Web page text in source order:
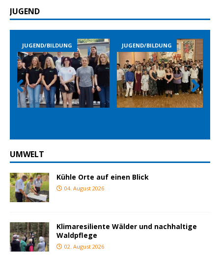
JUGEND
BILDUNG JUGEND/BILDUNG JUGEND/
Prev
ious
Nex
t
UMWELT
Kühle Orte auf einen Blick
04. August 2026
Klimaresiliente Wälder und nachhaltige
Waldpflege
02. August 2026